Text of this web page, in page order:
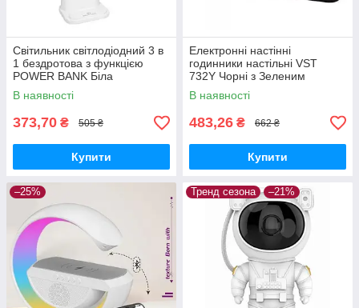
Світильник світлодіодний 3 в
1 бездротова з функцією
POWER BANK Біла
В наявності
373,70 ₴ 505 ₴
Купити
Електронні настінні
годинники настільні VST
732Y Чорні з Зеленим
підсвічуванням
В наявності
483,26 ₴ 662 ₴
Купити
–25% Тренд сезона –21%